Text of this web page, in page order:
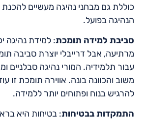
כוללת גם מבחני נהיגה מעשיים
הנהיגה בפועל.
סביבת למידה תומכת: למידת נהיגה
מרתיעה, אבל דרייבלי יוצרת סביבה
עבור תלמידיה. המורי נהיגה סבלניים
משוב והכוונה בונה. אווירה תומכת זו
להרגיש בנוח ופתוחים יותר ללמידה.
התמקדות בבטיחות: בטיחות היא